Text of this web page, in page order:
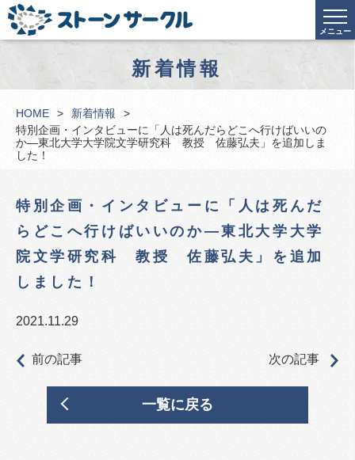
メニュー
新着情報
HOME
新着情報
特別企画・インタビューに「人は死んだらどこへ行けばいいの
か―東北大学大学院文学研究科 教授 佐藤弘夫」を追加しま
した！
特別企画・インタビューに「人は死んだ
らどこへ行けばいいのか―東北大学大学
院文学研究科 教授 佐藤弘夫」を追加
しました！
2021.11.29
前の記事 次の記事
一覧に戻る